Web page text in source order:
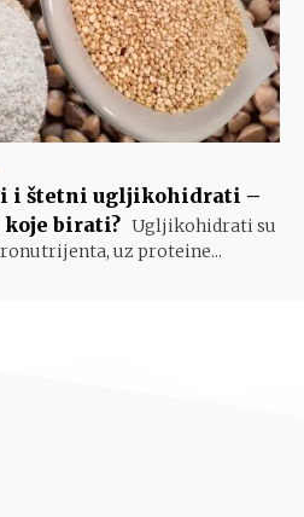
i štetni ugljikohidrati –
birati? Ugljikohidrati su
uz proteine...